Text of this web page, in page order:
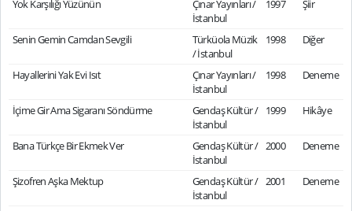
Yok Karşılığı Yüzünün
Çınar Yayınları /
İstanbul
1997 Şiir
Senin Gemin Camdan Sevgili
Türküola Müzik
/ İstanbul
1998 Diğer
Hayallerini Yak Evi Isıt
Çınar Yayınları /
İstanbul
1998 Deneme
İçime Gir Ama Sigaranı Söndürme
Gendaş Kültür /
İstanbul
1999 Hikâye
Bana Türkçe Bir Ekmek Ver
Gendaş Kültür /
İstanbul
2000 Deneme
Şizofren Aşka Mektup
Gendaş Kültür /
İstanbul
2001 Deneme